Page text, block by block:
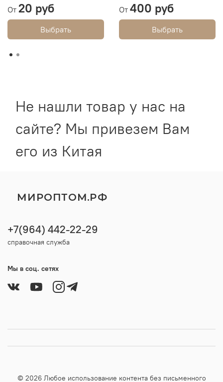
От 20 руб
Выбрать
От 400 руб
Выбрать
Не нашли товар у нас на
сайте? Мы привезем Вам
его из Китая
МИРОПТОМ.РФ
+7(964) 442-22-29
справочная служба
Мы в соц. сетях
© 2026 Любое использование контента без письменного